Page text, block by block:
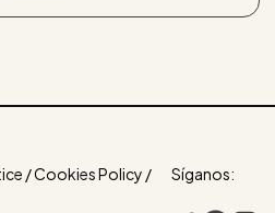
/ Cookies Policy /
Síganos: